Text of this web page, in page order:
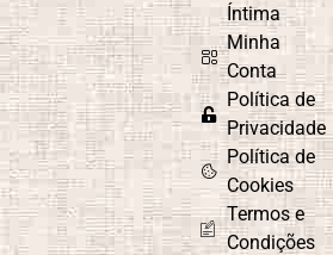
Íntima
Minha
Conta
Política de
Privacidade
Política de
Cookies
Termos e
Condições